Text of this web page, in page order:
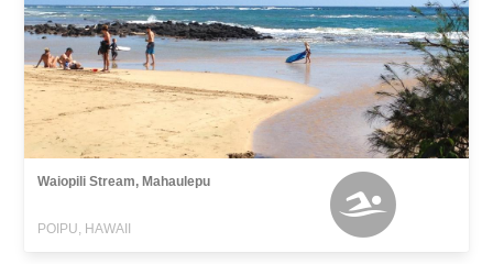
Waiopili Stream, Mahaulepu
POIPU, HAWAII